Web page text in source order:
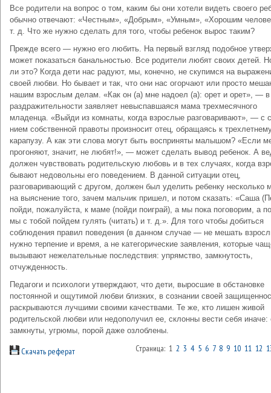
Все родители на вопрос о том, каким бы они хотели видеть своего
обычно отвечают: «Честным», «До­брым», «Умным», «Хорошим
т. д. Что же нужно сделать для того, чтобы ребенок вырос таким?
Прежде всего — нужно его любить. На первый взгляд подобное
может показаться банальностью. Все родители любят своих детей.
ли это? Когда де­ти нас радуют, мы, конечно, не скупимся на
своей любви. Но бывает и так, что они нас огорчают или просто
нашим взрослым делам. «Как он (а) мне надоел (а): орет и орет», — в
раздражительности заявля­ет невыспавшаяся мама трехмесячного
младенца. «Выйди из комнаты, когда взрослые разговаривают», — с
нием собственной правоты произносит отец, обращаясь к
карапузу. А как эти слова могут быть вос­приняты малышом? «Если
прогоняют, значит, не лю­бят!», — может сделать вывод ребенок. А
должен чувствовать родительскую любовь и в тех случаях, когда
бывают недовольны его поведением. В данной ситуации отец,
разговаривающий с другом, должен был уделить ребенку несколько
на выяснение того, за­чем мальчик пришел, и потом сказать: «Саша
пойди, пожалуйста, к маме (пойди поиграй), а мы пока поговорим, а
мы с тобой пойдем гулять (читать) и т. д.». Для того чтобы добиться
соблюдения правил пове­дения (в данном случае — не мешать
нужно терпение и время, а не категорические заявления, которые
вызывают нежелательные последствия: упрям­ство, замкнутость,
отчужденность.
Педагоги и психологи утверждают, что дети, вырос­шие в обстановке
постоянной и ощутимой любви близких, в сознании своей
раскрываются лучшими своими качествами. Те же, кто лишен живой
родительской любви или недополучил ее, склонны вести себя иначе:
замкнуты, угрюмы, порой даже озлоблены.
Скачать реферат Страница: 1 2 3 4 5 6 7 8 9 10 11 12